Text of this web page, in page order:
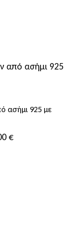
ασήμι 925 με
€